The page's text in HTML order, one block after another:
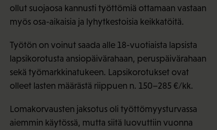
ollut suojaosa kannusti työttömiä ottamaan vastaan
myös osa-aikaisia ja lyhytkestoisia keikkatöitä.
Työtön on voinut saada alle 18-vuotiaista lapsista
lapsikorotusta ansiopäivärahaan, peruspäivärahaan
sekä työmarkkinatukeen. Lapsikorotukset ovat
olleet lasten määrästä riippuen n. 150–285 €/kk.
Lomakorvausten jaksotus oli työttömyysturvassa
aiemmin käytössä, mutta siitä luovuttiin vuonna